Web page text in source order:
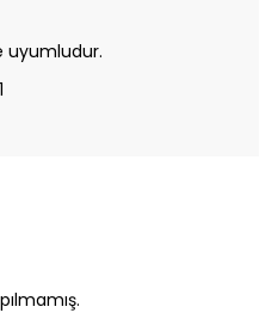
uyumludur.